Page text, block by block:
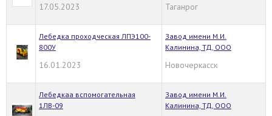
17.05.2023 Таганрог
Лебедка проходческая ЛПЭ100-
800У
16.01.2023
Завод имени М.И.
Калинина, ТД, ООО
Новочеркасск
Лебедкаа вспомогательная
1ЛВ-09
Завод имени М.И.
Калинина, ТД, ООО